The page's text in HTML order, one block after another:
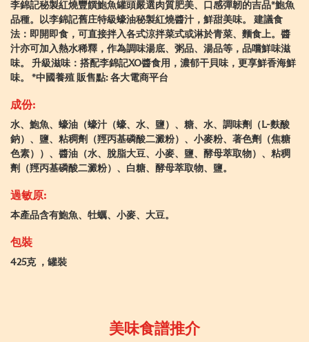
李錦記秘製紅燒豐饌鮑魚罐頭嚴選肉質肥美、口感彈韌的吉品*鮑魚
品種。以李錦記舊庄特級蠔油秘製紅燒醬汁，鮮甜美味。 建議食
法：即開即食，可直接拌入各式涼拌菜式或淋於青菜、麵食上。醬
汁亦可加入熱水稀釋，作為調味湯底、粥品、湯品等，品嚐鮮味滋
味。 升級滋味：搭配李錦記XO醬食用，濃郁干貝味，更享鮮香海鮮
味。 *中國養殖 販售點: 各大電商平台
成份:
水、鮑魚、蠔油（蠔汁（蠔、水、鹽）、糖、水、調味劑（L-麩酸
鈉）、鹽、粘稠劑（羥丙基磷酸二澱粉）、小麥粉、著色劑（焦糖
色素））、醬油（水、脫脂大豆、小麥、鹽、酵母萃取物）、粘稠
劑（羥丙基磷酸二澱粉）、白糖、酵母萃取物、鹽。
過敏原:
本產品含有鮑魚、牡蠣、小麥、大豆。
包裝
425克 ，罐裝
美味食譜推介